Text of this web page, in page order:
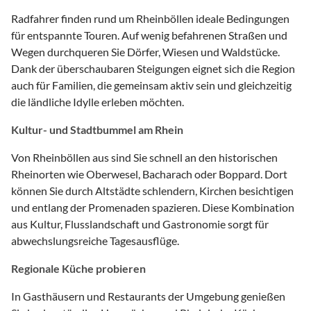
Radfahrer finden rund um Rheinböllen ideale Bedingungen
für entspannte Touren. Auf wenig befahrenen Straßen und
Wegen durchqueren Sie Dörfer, Wiesen und Waldstücke.
Dank der überschaubaren Steigungen eignet sich die Region
auch für Familien, die gemeinsam aktiv sein und gleichzeitig
die ländliche Idylle erleben möchten.
Kultur- und Stadtbummel am Rhein
Von Rheinböllen aus sind Sie schnell an den historischen
Rheinorten wie Oberwesel, Bacharach oder Boppard. Dort
können Sie durch Altstädte schlendern, Kirchen besichtigen
und entlang der Promenaden spazieren. Diese Kombination
aus Kultur, Flusslandschaft und Gastronomie sorgt für
abwechslungsreiche Tagesausflüge.
Regionale Küche probieren
In Gasthäusern und Restaurants der Umgebung genießen